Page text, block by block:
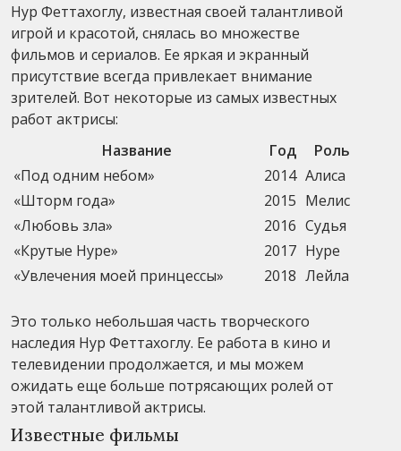
Нур Феттахоглу, известная своей талантливой
игрой и красотой, снялась во множестве
фильмов и сериалов. Ее яркая и экранный
присутствие всегда привлекает внимание
зрителей. Вот некоторые из самых известных
работ актрисы:
Название
Год
Роль
«Под одним небом»
2014 Алиса
«Шторм года»
2015 Мелис
«Любовь зла»
2016 Судья
«Крутые Нуре»
2017 Нуре
«Увлечения моей принцессы»
2018 Лейла
Это только небольшая часть творческого
наследия Нур Феттахоглу. Ее работа в кино и
телевидении продолжается, и мы можем
ожидать еще больше потрясающих ролей от
этой талантливой актрисы.
Известные фильмы